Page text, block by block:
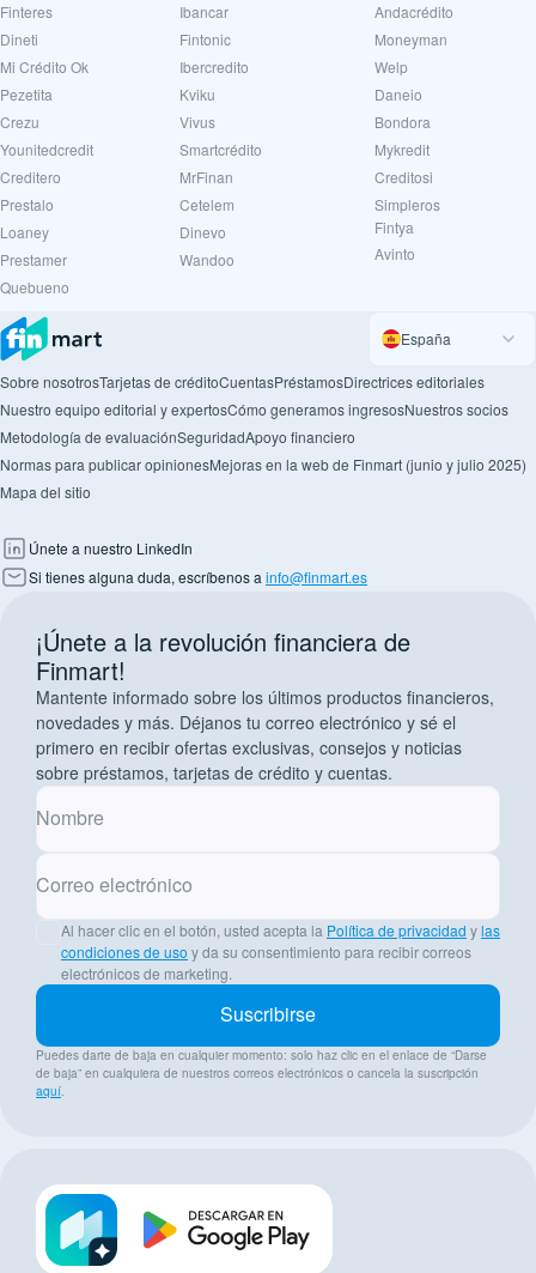
Finteres
Dineti
Mi Crédito Ok
Pezetita
Crezu
Younitedcredit
Creditero
Prestalo
Loaney
Prestamer
Quebueno
Ibancar
Fintonic
Ibercredito
Kviku
Vivus
Smartcrédito
MrFinan
Cetelem
Dinevo
Wandoo
Andacrédito
Moneyman
Welp
Daneio
Bondora
Mykredit
Creditosi
Simpleros
Fintya
Avinto
España
Sobre nosotrosTarjetas de créditoCuentasPréstamosDirectrices editoriales
Nuestro equipo editorial y expertosCómo generamos ingresosNuestros socios
Metodología de evaluaciónSeguridadApoyo financiero
Normas para publicar opinionesMejoras en la web de Finmart (junio y julio 2025)
Mapa del sitio
Únete a nuestro LinkedIn
Si tienes alguna duda, escríbenos a info@finmart.es
¡Únete a la revolución financiera de
Finmart!
Mantente informado sobre los últimos productos financieros,
novedades y más. Déjanos tu correo electrónico y sé el
primero en recibir ofertas exclusivas, consejos y noticias
sobre préstamos, tarjetas de crédito y cuentas.
Nombre
Correo electrónico
Al hacer clic en el botón, usted acepta la Política de privacidad ylas
condiciones de uso y da su consentimiento para recibir correos
electrónicos de marketing.
Suscribirse
Puedes darte de baja en cualquier momento: solo haz clic en el enlace de “Darse
de baja” en cualquiera de nuestros correos electrónicos o cancela la suscripción
aquí.